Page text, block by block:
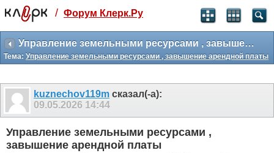
Святые угодники, Клерк без рекламы
прекрасен:)
месяц
3 месяца
259
₽
-10%
499 ₽
-15%
/ Форум Клерк.Ру
Управление земельными ресурсами , завышение арендной платы
Тема: Управление земельными ресурсами , завышение арендной платы
kuznechov119m сказал(-а):
09.05.2026 14:44
Управление земельными ресурсами ,
завышение арендной платы